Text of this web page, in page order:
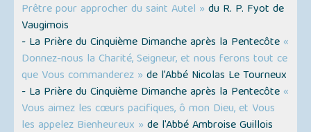
Prêtre pour approcher du saint Autel » du R. P. Fyot de
Vaugimois
- La Prière du Cinquième Dimanche après la Pentecôte «
Donnez-nous la Charité, Seigneur, et nous ferons tout ce
que Vous commanderez » de l’Abbé Nicolas Le Tourneux
- La Prière du Cinquième Dimanche après la Pentecôte «
Vous aimez les cœurs pacifiques, ô mon Dieu, et Vous
les appelez Bienheureux » de l'Abbé Ambroise Guillois